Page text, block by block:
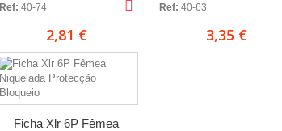
Ref: 40-74
2,81 €
Ref: 40-63
3,35 €
Ficha Xlr 6P Fêmea